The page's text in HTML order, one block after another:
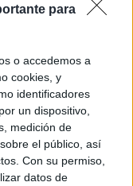
para
o accedemos a
cookies, y
identificadores
un dispositivo,
medición de
el público, así
Con su permiso,
datos de